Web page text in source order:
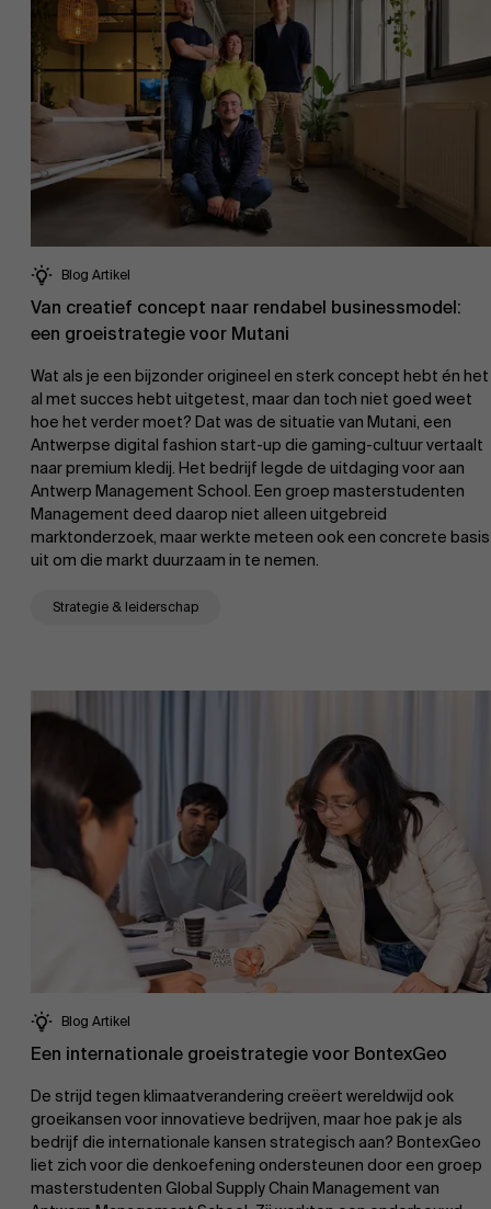
Ontdek onze faculty
Onderzoek
Duurzaamheid op AMS
Evenementen
Nieuws
Werken bij AMS
AMS team
Blog Artikel
Van creatief concept naar rendabel businessmodel:
een groeistrategie voor Mutani
Wat als je een bijzonder origineel en sterk concept hebt én het
al met succes hebt uitgetest, maar dan toch niet goed weet
hoe het verder moet? Dat was de situatie van Mutani, een
Antwerpse digital fashion start-up die gaming-cultuur vertaalt
naar premium kledij. Het bedrijf legde de uitdaging voor aan
Antwerp Management School. Een groep masterstudenten
Management deed daarop niet alleen uitgebreid
marktonderzoek, maar werkte meteen ook een concrete basis
uit om die markt duurzaam in te nemen.
Strategie & leiderschap
Blog Artikel
Een internationale groeistrategie voor BontexGeo
De strijd tegen klimaatverandering creëert wereldwijd ook
groeikansen voor innovatieve bedrijven, maar hoe pak je als
bedrijf die internationale kansen strategisch aan? BontexGeo
liet zich voor die denkoefening ondersteunen door een groep
masterstudenten Global Supply Chain Management van